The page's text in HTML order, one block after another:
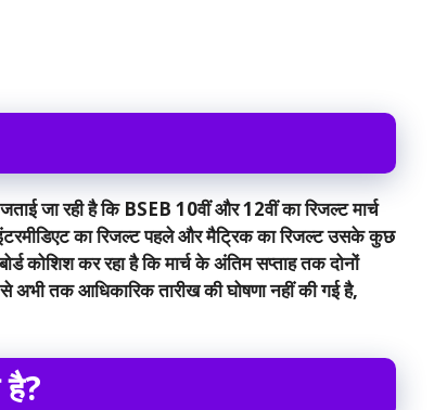
जा रही है कि BSEB 10वीं और 12वीं का रिजल्ट मार्च
का रिजल्ट पहले और मैट्रिक का रिजल्ट उसके कुछ
कोशिश कर रहा है कि मार्च के अंतिम सप्ताह तक दोनों
अभी तक आधिकारिक तारीख की घोषणा नहीं की गई है,